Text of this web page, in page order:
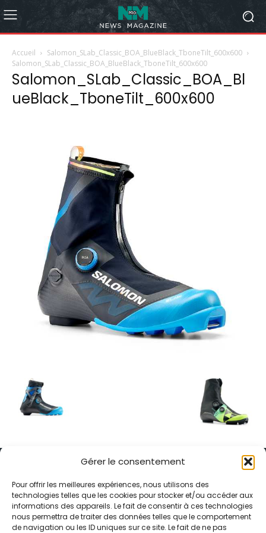
Gérer le consentement
Pour offrir les meilleures expériences, nous utilisons des
technologies telles que les cookies pour stocker et/ou accéder aux
informations des appareils. Le fait de consentir à ces technologies
nous permettra de traiter des données telles que le comportement
de navigation ou les ID uniques sur ce site. Le fait de ne pas
Accueil
Salomon_SLab_Classic_BOA_BlueBlack_TboneTilt_600x600
Salomon_SLab_Classic_BOA_BlueBlack_TboneTilt_600x600
Salomon_SLab_Classic_BOA_Bl
ueBlack_TboneTilt_600x600
Alternative Média est une agence de relations presse et de
relations publiques basée à Grenoble. Depuis 1995, elle conçoit et